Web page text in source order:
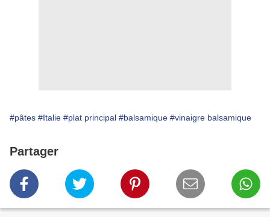
#pâtes #Italie #plat principal #balsamique #vinaigre balsamique
Partager